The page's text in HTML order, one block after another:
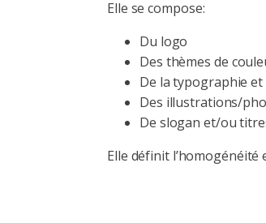
Elle se compose:
Du logo
Des thèmes de
De la typographie et
Des illustrations/
De slogan et/ou
Elle définit